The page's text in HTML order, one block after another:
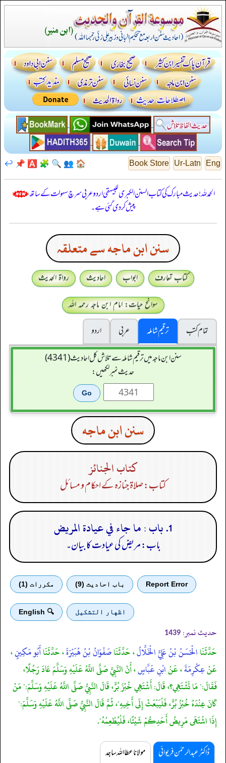
Eng
Ur-Latn
Book Store
🏠
👥
🔍
🧩
🅰️
📌
↩️
الحمدللہ! حدیث مبارک کی کتاب السنن الكبرى للبيهقي اردو عربی سرچ سہولت کے ساتھ
پیش کر دی گئی ہے۔
سنن ابن ماجه سے متعلقہ
کتاب تعارف ابواب احادیث
رواۃ الحدیث
سوانح حیات: امام ابن ماجہ رحمہ اللہ
تمام کتب
ترقیم شاملہ عربی
اردو
سنن ابن ماجہ میں ترقیم شاملہ سے تلاش کل احادیث (4341)
حدیث نمبر لکھیں:
سنن ابن ماجه
كتاب الجنائز
کتاب: صلاۃ جنازہ کے احکام و مسائل
1. باب : ما جاء في عيادة المريض
باب: مریض کی عیادت کا بیان۔
Report Error باب احادیث (9) مكررات (1)
اظهار التشكيل 🔍 English
حدیث نمبر: 1439
حَدَّثَنَاالْحَسَنُ بْنُ عَلِيٍّ الْخَلَّالُ، حَدَّثَنَاصَفْوَانُ بْنُ هُبَيْرَةَ، حَدَّثَنَاأَبُو مَكِينٍ،
عَنْعِكْرِمَةَ، عَنْابْنِ عَبَّاسٍ، أَنّ النَّبِيَّ صَلَّى اللَّهُ عَلَيْهِ وَسَلَّمَ عَادَ رَجُلًا،
فَقَالَ:" مَا تَشْتَهِي؟، قَالَ: أَشْتَهِي خُبْزَ بُرٍّ، قَالَ النَّبِيُّ صَلَّى اللَّهُ عَلَيْهِ وَسَلَّمَ:" مَنْ
كَانَ عِنْدَهُ خُبْزُ بُرٍّ، فَلْيَبْعَثْ إِلَى أَخِيهِ"، ثُمَّ قَالَ النَّبِيُّ صَلَّى اللَّهُ عَلَيْهِ وَسَلَّمَ:"
إِذَا اشْتَهَى مَرِيضُ أَحَدِكُمْ شَيْئًا، فَلْيُطْعِمْهُ".
ڈاکٹر عبدالرحمٰن فریوائی مولانا عطا اللہ ساجد